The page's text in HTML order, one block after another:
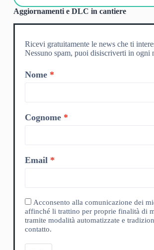
Aggiornamenti e DLC in cantiere
Ricevi gratuitamente le news che ti
Nessuno spam, puoi disiscriverti in ogni
Nome
Cognome
Email
Acconsento alla comunicazione dei
affinché li trattino per proprie finalità di
tramite modalità automatizzate e
contatto.